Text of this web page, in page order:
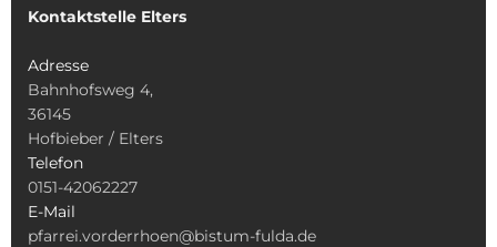
Kontaktstelle Elters
Adresse
Bahnhofsweg 4,
36145
Hofbieber / Elters
Telefon
0151-42062227
E-Mail
pfarrei.vorderrhoen@bistum-fulda.de